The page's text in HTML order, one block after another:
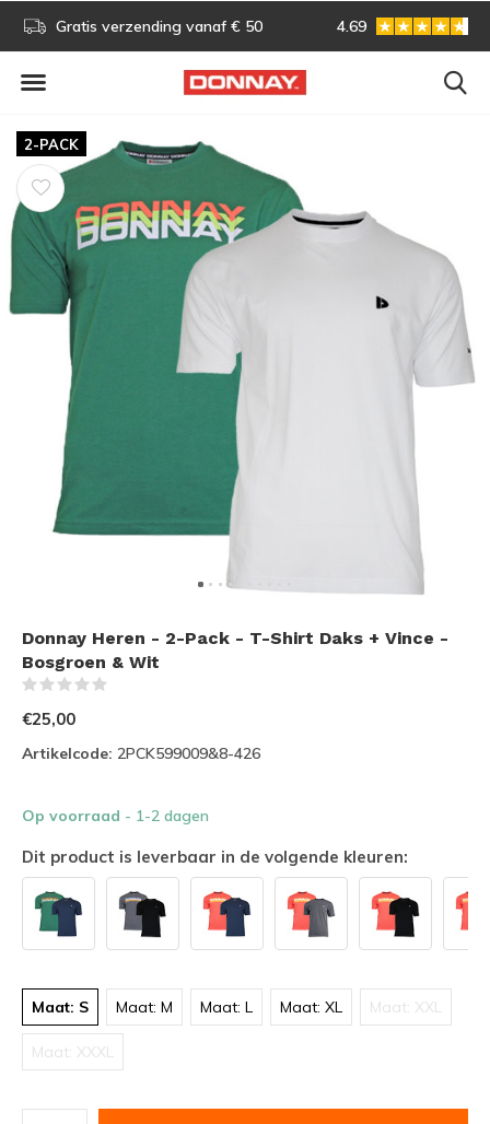
Gratis verzending vanaf € 50 Gratis omruilen
4.69
2-PACK
Donnay Heren - 2-Pack - T-Shirt Daks + Vince -
Bosgroen & Wit
€25,00
Artikelcode: 2PCK599009&8-426
Op voorraad - 1-2 dagen
Dit product is leverbaar in de volgende kleuren:
Maat: S Maat: M Maat: L Maat: XL Maat: XXL
Maat: XXXL